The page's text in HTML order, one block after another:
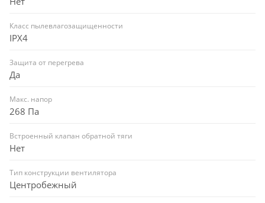
Класс пылевлагозащищенности
IPX4
Защита от перегрева
Да
Макс. напор
268 Па
Встроенный клапан обратной тяги
Нет
Тип конструкции вентилятора
Центробежный